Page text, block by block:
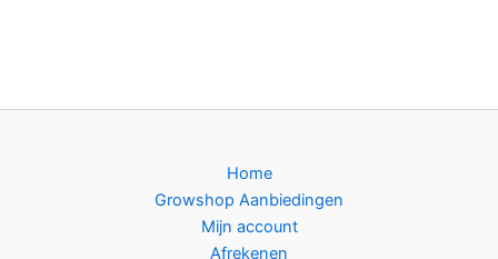
Home
Growshop Aanbiedingen
Mijn account
Afrekenen